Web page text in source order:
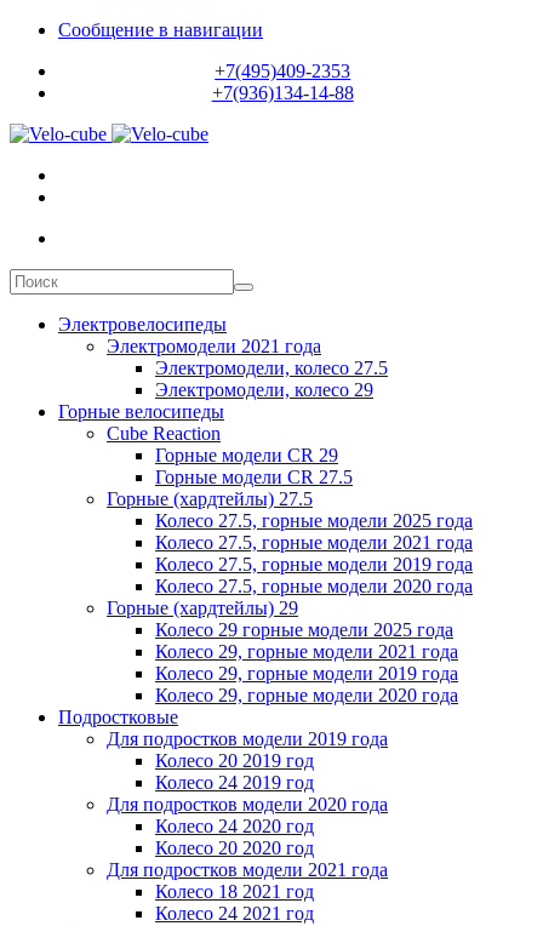
Сообщение в навигации
+7(495)409-2353
+7(936)134-14-88
Электровелосипеды
Электромодели 2021 года
Электромодели, колесо 27.5
Электромодели, колесо 29
Горные велосипеды
Cube Reaction
Горные модели CR 29
Горные модели CR 27.5
Горные (хардтейлы) 27.5
Колесо 27.5, горные модели 2025 года
Колесо 27.5, горные модели 2021 года
Колесо 27.5, горные модели 2019 года
Колесо 27.5, горные модели 2020 года
Горные (хардтейлы) 29
Колесо 29 горные модели 2025 года
Колесо 29, горные модели 2021 года
Колесо 29, горные модели 2019 года
Колесо 29, горные модели 2020 года
Подростковые
Для подростков модели 2019 года
Колесо 20 2019 год
Колесо 24 2019 год
Для подростков модели 2020 года
Колесо 24 2020 год
Колесо 20 2020 год
Для подростков модели 2021 года
Колесо 18 2021 год
Колесо 24 2021 год